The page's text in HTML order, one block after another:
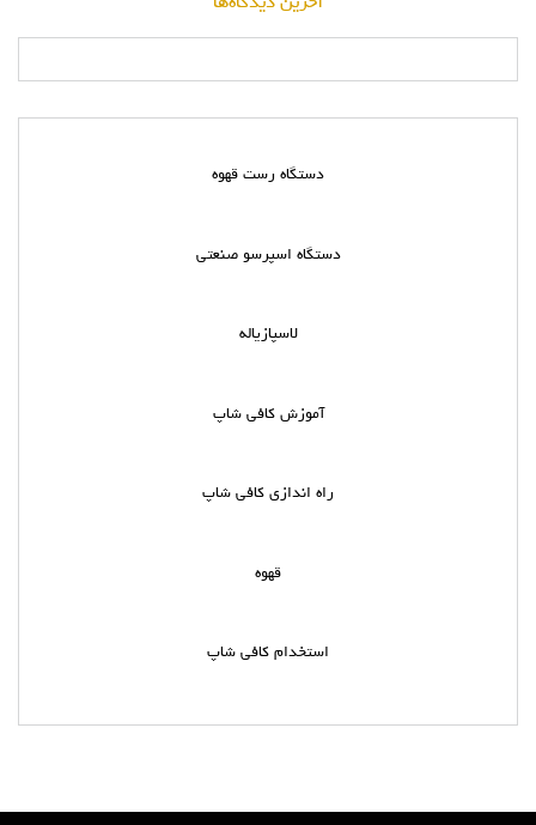
دستگاه رست قهوه
دستگاه اسپرسو صنعتی
لاسپازیاله
آموزش کافی شاپ
راه اندازی کافی شاپ
قهوه
استخدام کافی شاپ